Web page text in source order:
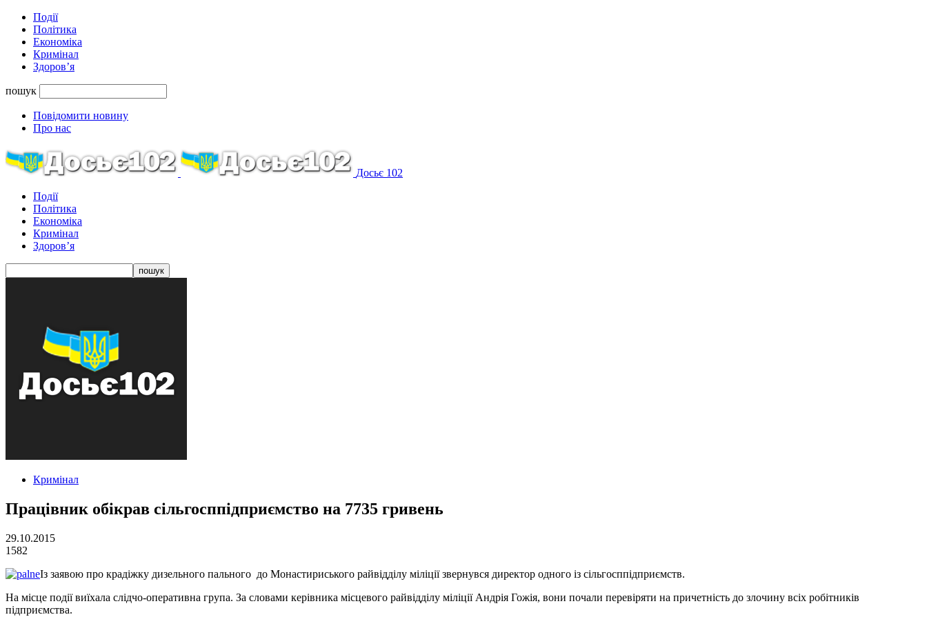
Події
Політика
Економіка
Кримінал
Здоров’я
пошук
Повідомити новину
Про нас
Досьє 102
Події
Політика
Економіка
Кримінал
Здоров’я
Кримінал
Працівник обікрав сільгосппідприємство на 7735 гривень
29.10.2015
1582
Із заявою про крадіжку дизельного пального до Монастириського райвідділу міліції звернувся директор одного із сільгосппідприємств.
На місце події виїхала слідчо-оперативна група. За словами керівника місцевого райвідділу міліції Андрія Гожія, вони почали перевіряти на причетність до злочину всіх робітників
підприємства.